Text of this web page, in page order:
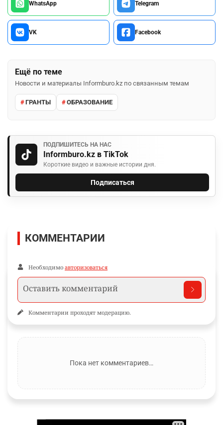
WhatsApp Telegram
VK Facebook
Ещё по теме
Новости и материалы Informburo.kz по связанным темам
ГРАНТЫ ОБРАЗОВАНИЕ
ПОДПИШИТЕСЬ НА НАС
Informburo.kz в TikTok
Короткие видео и важные истории дня.
Подписаться
КОММЕНТАРИИ
Необходимо авторизоваться
Комментарии проходят модерацию.
Пока нет комментариев…